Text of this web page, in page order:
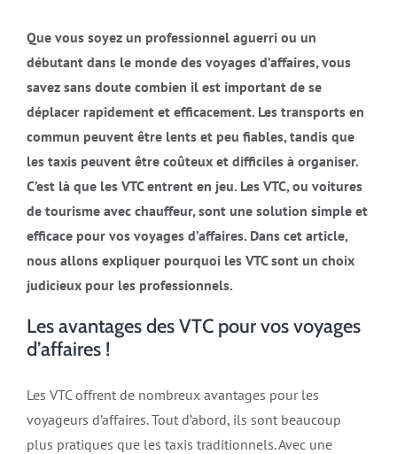
Que vous soyez un professionnel aguerri ou un
débutant dans le monde des voyages d’affaires, vous
savez sans doute combien il est important de se
déplacer rapidement et efficacement. Les transports en
commun peuvent être lents et peu fiables, tandis que
les taxis peuvent être coûteux et difficiles à organiser.
C’est là que les VTC entrent en jeu. Les VTC, ou voitures
de tourisme avec chauffeur, sont une solution simple et
efficace pour vos voyages d’affaires. Dans cet article,
nous allons expliquer pourquoi les VTC sont un choix
judicieux pour les professionnels.
Les avantages des VTC pour vos voyages
d’affaires !
Les VTC offrent de nombreux avantages pour les
voyageurs d’affaires. Tout d’abord, ils sont beaucoup
plus pratiques que les taxis traditionnels. Avec une